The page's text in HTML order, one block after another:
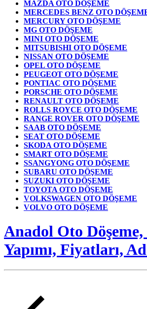
MAZDA OTO DÖŞEME
MERCEDES BENZ OTO
MERCURY OTO DÖŞEME
MG OTO DÖŞEME
MINI OTO DÖŞEME
MITSUBISHI OTO DÖŞEME
NISSAN OTO DÖŞEME
OPEL OTO DÖŞEME
PEUGEOT OTO DÖŞEME
PONTIAC OTO DÖŞEME
PORSCHE OTO DÖŞEME
RENAULT OTO DÖŞEME
ROLLS ROYCE OTO DÖŞEME
RANGE ROVER OTO DÖŞEME
SAAB OTO DÖŞEME
SEAT OTO DÖŞEME
SKODA OTO DÖŞEME
SMART OTO DÖŞEME
SSANGYONG OTO DÖŞEME
SUBARU OTO DÖŞEME
SUZUKI OTO DÖŞEME
TOYOTA OTO DÖŞEME
VOLKSWAGEN OTO DÖŞEME
VOLVO OTO DÖŞEME
Anadol Oto
Yapımı, Fiyatları,